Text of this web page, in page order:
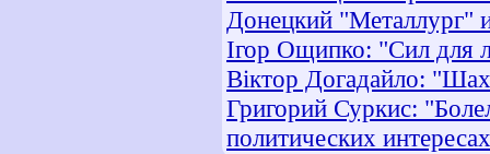
Донецкий "Металлург"
Ігор Ощипко: "Сил для
Віктор Догадайло:
Григорий Суркис:
политических